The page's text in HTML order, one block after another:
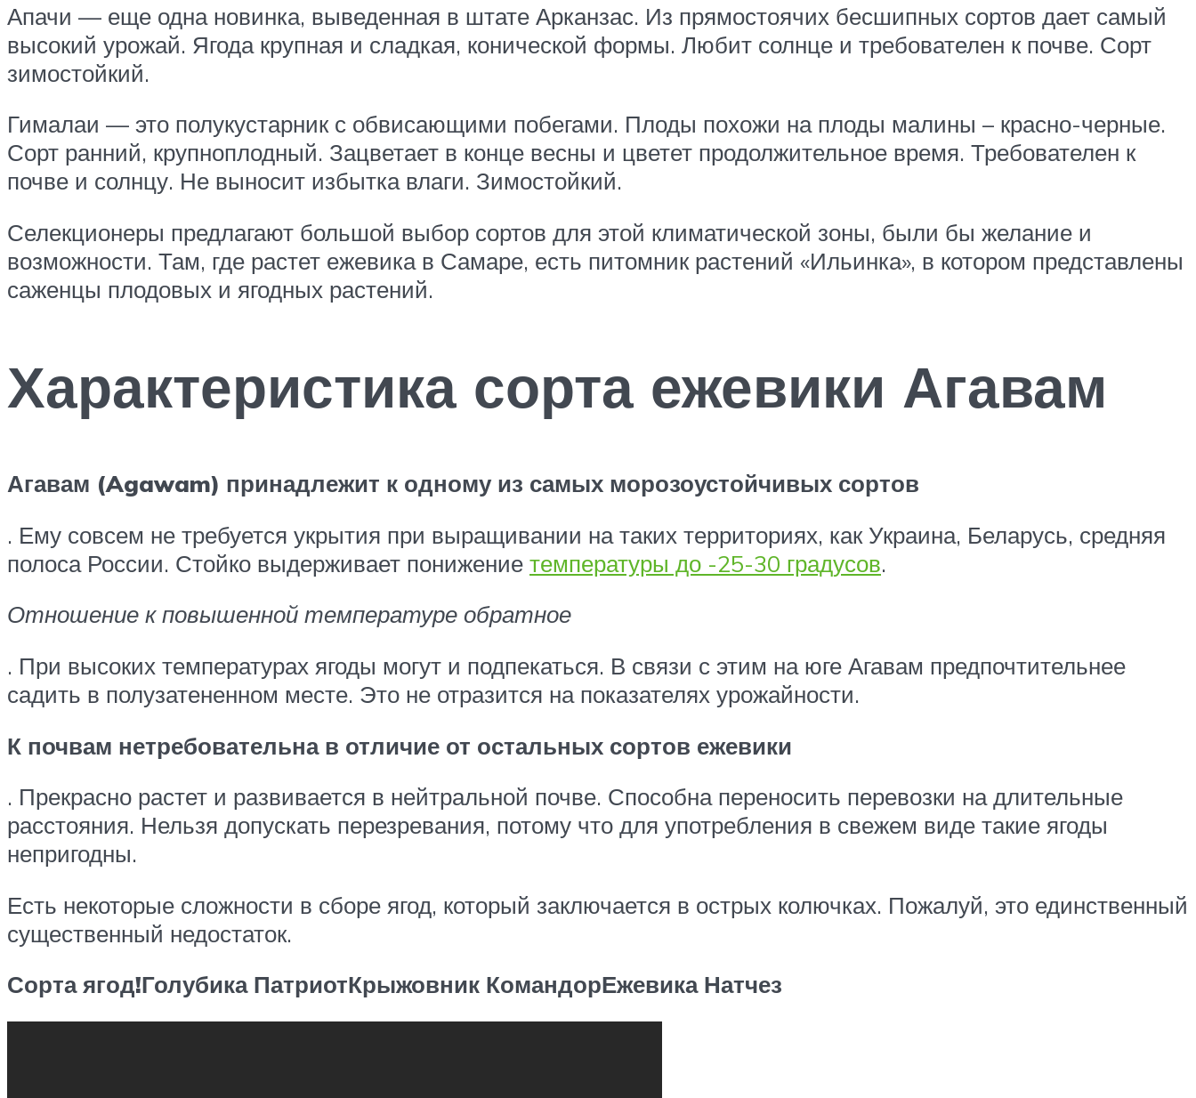
Апачи — еще одна новинка, выведенная в штате Арканзас. Из прямостоячих бесшипных сортов дает самый
высокий урожай. Ягода крупная и сладкая, конической формы. Любит солнце и требователен к почве. Сорт
зимостойкий.
Гималаи — это полукустарник с обвисающими побегами. Плоды похожи на плоды малины – красно-черные.
Сорт ранний, крупноплодный. Зацветает в конце весны и цветет продолжительное время. Требователен к
почве и солнцу. Не выносит избытка влаги. Зимостойкий.
Селекционеры предлагают большой выбор сортов для этой климатической зоны, были бы желание и
возможности. Там, где растет ежевика в Самаре, есть питомник растений «Ильинка», в котором представлены
саженцы плодовых и ягодных растений.
Характеристика сорта ежевики Агавам
Агавам (Agawam) принадлежит к одному из самых морозоустойчивых сортов
. Ему совсем не требуется укрытия при выращивании на таких территориях, как Украина, Беларусь, средняя
полоса России. Стойко выдерживает понижение температуры до -25-30 градусов.
Отношение к повышенной температуре обратное
. При высоких температурах ягоды могут и подпекаться. В связи с этим на юге Агавам предпочтительнее
садить в полузатененном месте. Это не отразится на показателях урожайности.
К почвам нетребовательна в отличие от остальных сортов ежевики
. Прекрасно растет и развивается в нейтральной почве. Способна переносить перевозки на длительные
расстояния. Нельзя допускать перезревания, потому что для употребления в свежем виде такие ягоды
непригодны.
Есть некоторые сложности в сборе ягод, который заключается в острых колючках. Пожалуй, это единственный
существенный недостаток.
Сорта ягод!Голубика ПатриотКрыжовник КомандорЕжевика Натчез